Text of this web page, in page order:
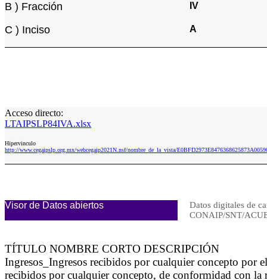
B ) Fracción IV
C ) Inciso A
Acceso directo:
LTAIPSLP84IVA.xlsx
Hipervinculo
http://www.cegaipslp.org.mx/webcegaip2021N.nsf/nombre_de_la_vista/
Visor de Datos abiertos
Datos digitales de
CONAIP/SNT/
TÍTULO NOMBRE CORTO DESCRIPCIÓN
Ingresos_Ingresos recibidos por cualquier concepto
recibidos por cualquier concepto, de conformidad con la